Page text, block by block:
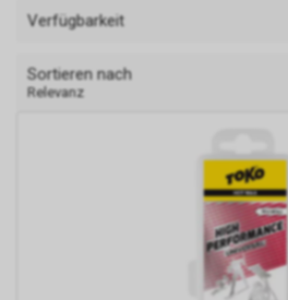
Verfügbarkeit
Sortieren nach
Relevanz